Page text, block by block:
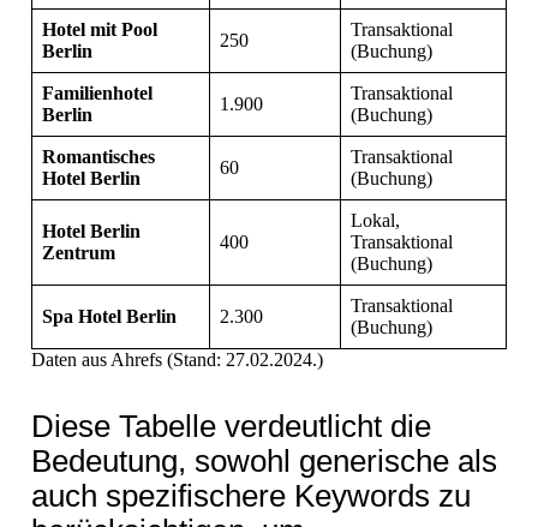
Hotel mit Pool
Berlin
250
Transaktional
(Buchung)
Familienhotel
Berlin
1.900
Transaktional
(Buchung)
Romantisches
Hotel Berlin
60
Transaktional
(Buchung)
Hotel Berlin
Zentrum
400
Lokal,
Transaktional
(Buchung)
Spa Hotel Berlin 2.300
Transaktional
(Buchung)
Daten aus Ahrefs (Stand: 27.02.2024.)
Diese Tabelle verdeutlicht die
Bedeutung, sowohl generische als
auch spezifischere Keywords zu